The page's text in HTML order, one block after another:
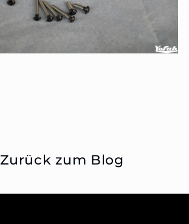
Zurück zum Blog